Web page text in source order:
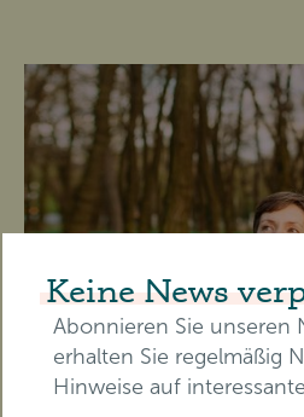
Keine News
Abonnieren Sie unseren
erhalten Sie regelmäßig
Hinweise auf